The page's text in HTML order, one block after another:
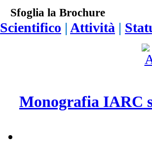
Sfoglia la Brochure
Scientifico | Attività |
Monografia IARC